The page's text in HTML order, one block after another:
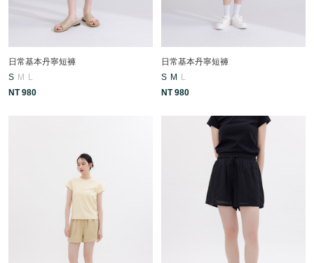
日常基本丹寧短褲
S M
L
NT 980
日常基本丹寧短褲
S M
L
NT 980